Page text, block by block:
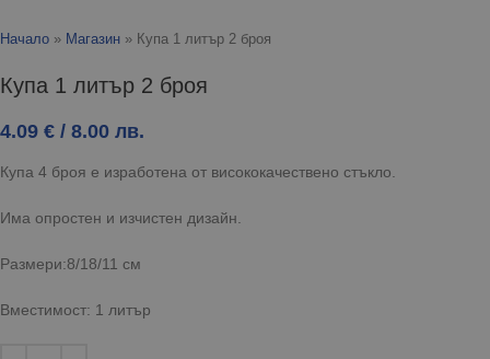
Начало » Магазин » Купа 1 литър 2 броя
Купа 1 литър 2 броя
4.09 € / 8.00 лв.
Купа 4 броя е изработена от висококачествено стъкло.
Има опростен и изчистен дизайн.
Размери:8/18/11 см
Вместимост: 1 литър